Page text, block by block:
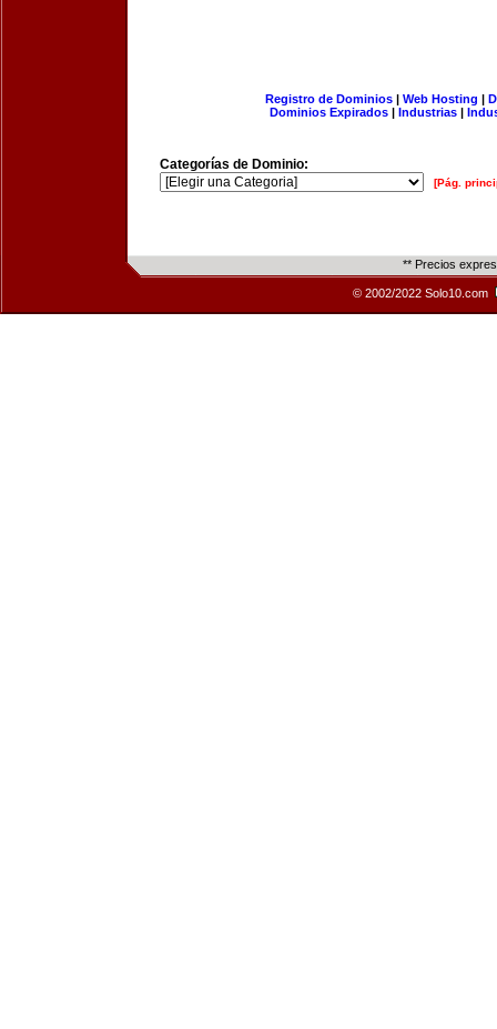
Registro de Dominios| Web Hosting |
Dominios Expirados | Industrias |
Categorías de Dominio:
[Pág.
** Precios
© 2002/2022 Solo10.com